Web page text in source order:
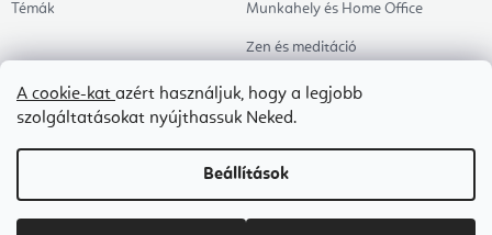
A cookie-kat azért használjuk, hogy a legjobb
szolgáltatásokat nyújthassuk Neked.
Beállítások
Témák Munkahely és Home Office
Zen és meditáció
Aromaterápia
Egészséges alvás
Kedvenceink
Copyright 2026Flexity. Minden jog fenntartva.Süti beállítások szerkesztése